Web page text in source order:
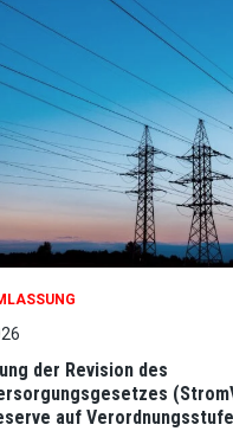
der Revision des
auf Verordnungsstufe